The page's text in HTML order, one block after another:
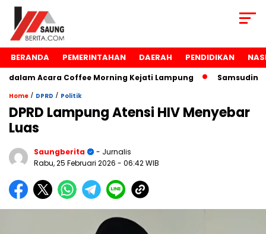
BERANDA PEMERINTAHAN DAERAH PENDIDIKAN
Acara Coffee Morning Kejati Lampung Samsudin
Home / DPRD / Politik
DPRD Lampung Atensi HIV Menyebar
Luas
Saungberita
- Jurnalis
Rabu, 25 Februari 2026 - 06:42 WIB